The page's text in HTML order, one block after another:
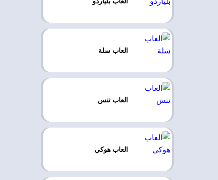
العاب سلة
العاب تنس
العاب هوكي